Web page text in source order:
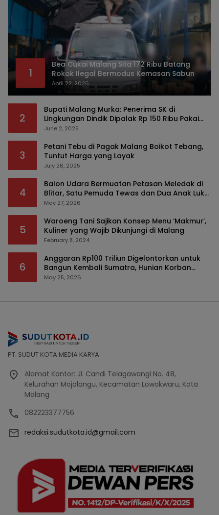
1
Bea Cukai Malang Sita 172 Ribu Batang
Rokok Ilegal Bermodus Kemasan Sabun
April 22, 2026
2
Bupati Malang Murka: Penerima SK di
Lingkungan Dindik Dipalak Rp 150 Ribu Pakai
Modus Tumpengan, KPK Turut Pantau
June 2, 2025
3
Petani Tebu di Pagak Malang Boikot Tebang,
Tuntut Harga yang Layak
July 26, 2025
4
Balon Udara Bermuatan Petasan Meledak di
Blitar, Satu Pemuda Tewas dan Dua Anak Luka
Serius
May 27, 2026
5
Waroeng Tani Sajikan Konsep Menu ‘Makmur’,
Kuliner yang Wajib Dikunjungi di Malang
February 8, 2024
6
Anggaran Rp100 Triliun Digelontorkan untuk
Bangun Kembali Sumatra, Hunian Korban
Bencana Bakal Difokuskan
May 25, 2026
PT. SUDUT KOTA MEDIA KARYA
Alamat Kantor: Jl. Candi Telagawangi No. 48,
Kelurahan Mojolangu, Kecamatan Lowokwaru, Kota
Malang
082223377756
redaksi.sudutkota.id@gmail.com